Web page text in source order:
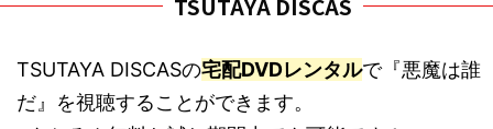
TSUTAYA DISCASの宅配DVDレンタルで『悪魔は誰
だ』を視聴することができます。